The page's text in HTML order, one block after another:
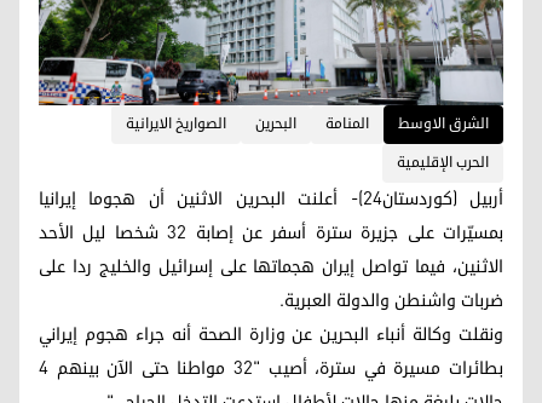
الشرق الاوسط المنامة البحرين
الصواريخ الايرانية
الحرب الإقليمية
أربيل (كوردستان24)- أعلنت البحرين الاثنين أن هجوما إيرانيا
بمسيّرات على جزيرة سترة أسفر عن إصابة 32 شخصا ليل الأحد
الاثنين، فيما تواصل إيران هجماتها على إسرائيل والخليج ردا على
ضربات واشنطن والدولة العبرية.
ونقلت وكالة أنباء البحرين عن وزارة الصحة أنه جراء هجوم إيراني
بطائرات مسيرة في سترة، أصيب "32 مواطنا حتى الآن بينهم 4